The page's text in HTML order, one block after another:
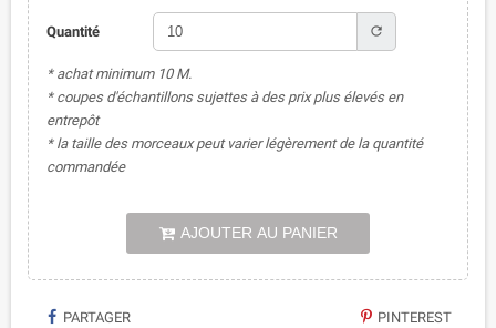
Quantité refresh
* achat minimum 10 M.
* coupes d'échantillons sujettes à des prix plus élevés en
entrepôt
* la taille des morceaux peut varier légèrement de la quantité
commandée
AJOUTER AU PANIER
PARTAGER PINTEREST